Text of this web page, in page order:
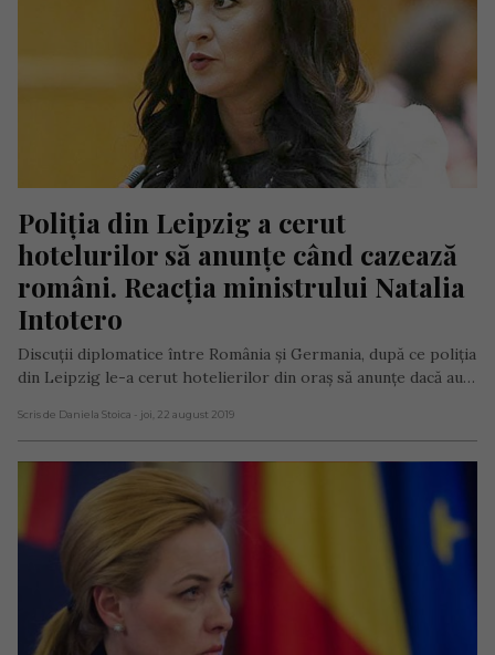
Poliția din Leipzig a cerut
hotelurilor să anunțe când cazează
români. Reacția ministrului Natalia
Intotero
Discuții diplomatice între România și Germania, după ce poliția
din Leipzig le-a cerut hotelierilor din oraș să anunțe dacă au…
Scris de Daniela Stoica - joi, 22 august 2019